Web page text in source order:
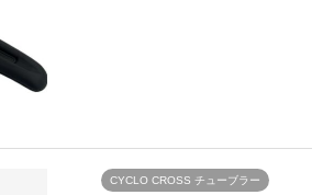
CYCLO CROSS チューブラー